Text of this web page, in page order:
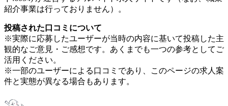
紹介事業は行っておりません）。
投稿された口コミについて
※実際に応募したユーザーが当時の内容に基いて投稿した主
観的なご意見・ご感想です。あくまでも一つの参考としてご
活用ください。
※一部のユーザーによる口コミであり、このページの求人案
件と実態が異なる場合もあります。